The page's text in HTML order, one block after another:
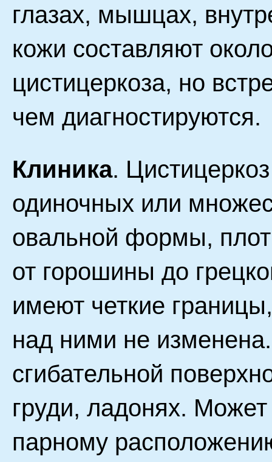
глазах, мышцах,
кожи составляют
цистицеркоза, но
чем диагностируются.
Клиника.
одиночных или
овальной формы,
от горошины до
имеют четкие
над ними не
сгибательной
груди, ладонях.
парному